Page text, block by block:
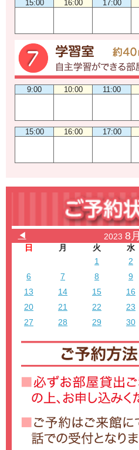
15:00 16:00 17:00
9:00 10:00 11:00
15:00 16:00 17:00
◀ 2023 8月
日
月 火 水
1
2
6
7 8 9
13
14 15 16
20
21 22 23
27
28 29 30